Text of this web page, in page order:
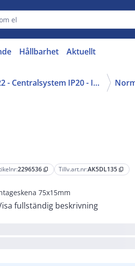
Hållbarhet Aktuellt
22 - Centralsystem IP20 - IP40
2296536 content_copy Tillv.art.nr:AK5DL135 content_copy
75x15mm
fullständig beskrivning